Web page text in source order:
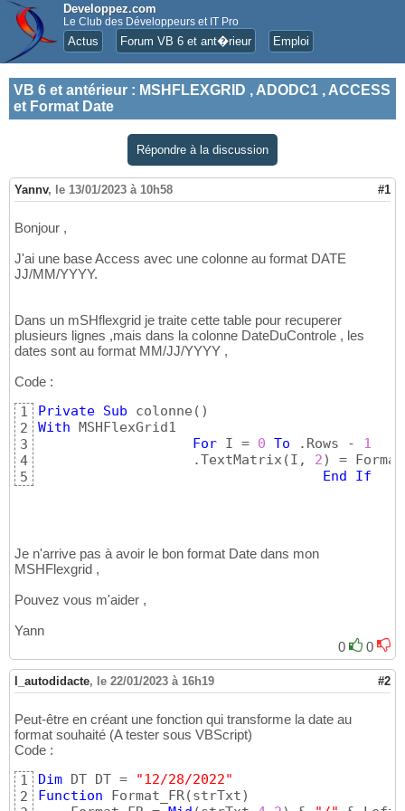
Developpez.com
Le Club des Développeurs et IT Pro
Actus Forum VB 6 et ant�rieur Emploi
VB 6 et antérieur : MSHFLEXGRID , ADODC1 , ACCESS
et Format Date
Répondre à la discussion
Yannv, le 13/01/2023 à 10h58 #1
Bonjour ,
J'ai une base Access avec une colonne au format DATE
JJ/MM/YYYY.
Dans un mSHflexgrid je traite cette table pour recuperer
plusieurs lignes ,mais dans la colonne DateDuControle , les
dates sont au format MM/JJ/YYYY ,
Code :
1
2
3
4
5
Private Sub colonne ( )
With MSHFlexGrid1
For I = 0 To .Rows - 1
                   .TextMatrix
(I, 2) = Format
End
If
Je n'arrive pas à avoir le bon format Date dans mon
MSHFlexgrid ,
Pouvez vous m'aider ,
Yann
0
0
l_autodidacte, le 22/01/2023 à 16h19 #2
Peut-être en créant une fonction qui transforme la date au
format souhaité (A tester sous VBScript)
Code :
1
2
Dim DT DT =
"12/28/2022"
Function Format_FR(strTxt)